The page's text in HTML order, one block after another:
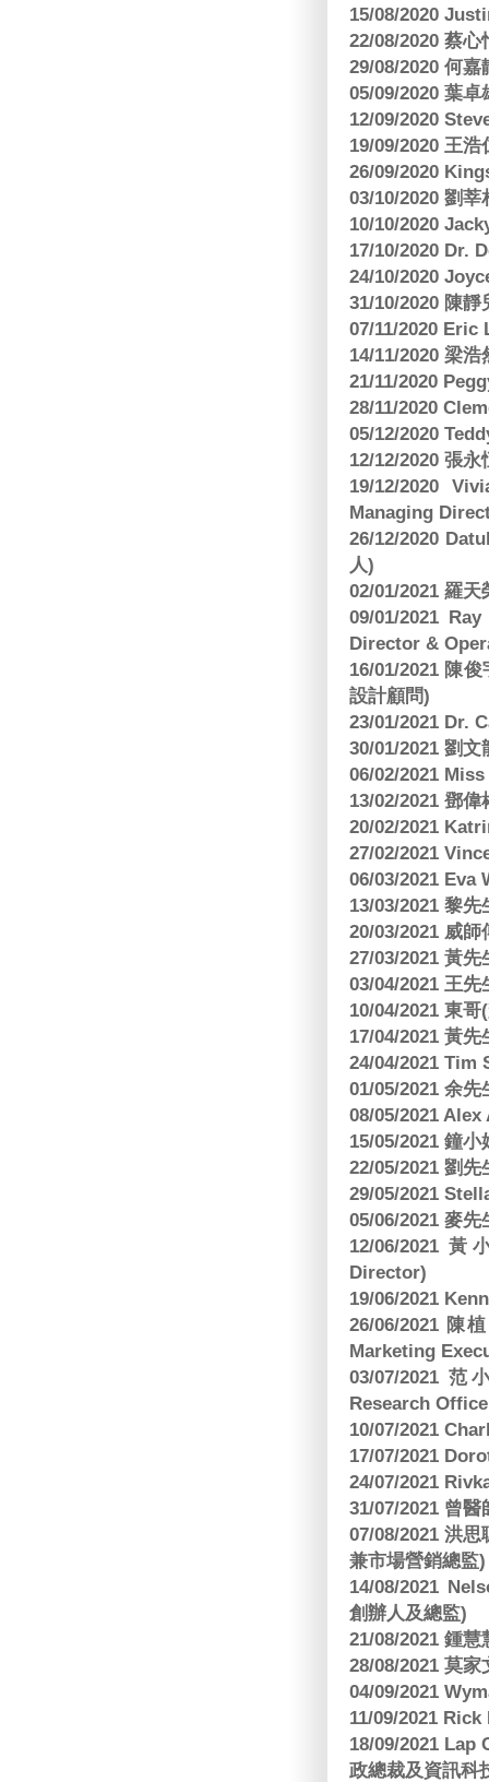
15/08/2020
22/08/2020 蔡
29/08/2020 何
05/09/2020 葉
12/09/2020
19/09/2020 王
26/09/2020
03/10/2020 劉
10/10/2020
17/10/2020 Dr.
24/10/2020
31/10/2020 陳
07/11/2020 Eric
14/11/2020 梁
21/11/2020
28/11/2020
05/12/2020
12/12/2020 張
19/12/2020
Managing
26/12/2020
人)
02/01/2021 羅
09/01/2021
Director &
16/01/2021 陳
設計顧問)
23/01/2021 Dr.
30/01/2021 劉
06/02/2021
13/02/2021 鄧
20/02/2021
27/02/2021
06/03/2021 Eva
13/03/2021 黎
20/03/2021 威
27/03/2021 黃
03/04/2021 王
10/04/2021 東
17/04/2021 黃
24/04/2021 Tim
01/05/2021 余
08/05/2021
15/05/2021 鐘
22/05/2021 劉
29/05/2021
05/06/2021 麥
12/06/2021
Director)
19/06/2021
26/06/2021 陳
Marketing
03/07/2021 范
Research
10/07/2021
17/07/2021
24/07/2021
31/07/2021 曾
07/08/2021 洪
兼市場營銷總監)
14/08/2021
創辦人及總監)
21/08/2021 鍾
28/08/2021 莫
04/09/2021
11/09/2021
18/09/2021
政總裁及資訊科